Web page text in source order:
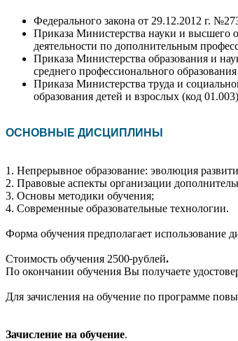
Федерального закона от 29.12.2012 г.
Приказа Министерства науки и высшего
деятельности по дополнительным
Приказа Министерства образования и
среднего профессионального
Приказа Министерства труда и
образования детей и взрослых (код
ОСНОВНЫЕ ДИСЦИПЛИНЫ
1. Непрерывное образование: эволюция
2. Правовые аспекты организации
3. Основы методики обучения;
4. Современные образовательные технологии.
Форма обучения предполагает использование
Стоимость обучения 2500 рублей.
По окончании обучения Вы получаете
Для зачисления на обучение по программе
Зачисление на обучение.